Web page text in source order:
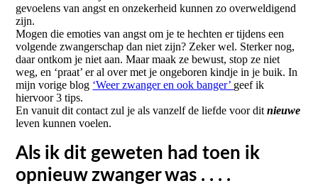
gevoelens van angst en onzekerheid kunnen zo overweldigend
zijn.
Mogen die emoties van angst om je te hechten er tijdens een
volgende zwangerschap dan niet zijn? Zeker wel. Sterker nog,
daar ontkom je niet aan. Maar maak ze bewust, stop ze niet
weg, en ‘praat’ er al over met je ongeboren kindje in je buik. In
mijn vorige blog ‘Weer zwanger en ook banger’ geef ik
hiervoor 3 tips.
En vanuit dit contact zul je als vanzelf de liefde voor ditnieuwe
leven kunnen voelen.
Als ik dit geweten had toen ik
opnieuw zwanger was . . . .